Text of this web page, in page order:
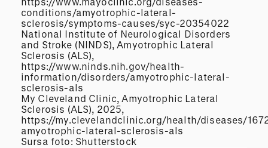
conditions/amyotrophic-lateral-
sclerosis/symptoms-causes/syc-20354022
National Institute of Neurological Disorders
and Stroke (NINDS), Amyotrophic Lateral
Sclerosis (ALS),
https://www.ninds.nih.gov/health-
information/disorders/amyotrophic-lateral-
sclerosis-als
My Cleveland Clinic, Amyotrophic Lateral
Sclerosis (ALS), 2025,
https://my.clevelandclinic.org/health/diseases/
amyotrophic-lateral-sclerosis-als
Sursa foto: Shutterstock